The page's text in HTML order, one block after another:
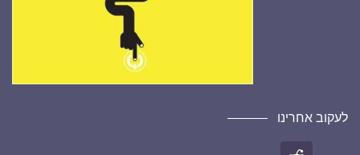
לעקוב אחרינו